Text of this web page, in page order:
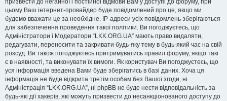
призвести до негайної і постійної відмови Вам у доступі до форуму, при
цьому Ваш інтернет-провайдер буде повідомлений про це, якщо ми
будемо вважати це за необхідне. IP-адреси усіх повідомлень зберігаються
для забезпечення проведення такої політики. Ви погоджуєтесь, що
Адміністратори і Модератори “LKK.ORG.UA” мають право видаляти,
редагувати, переносити та закривати будь-яку тему в будь-який час на свій
розсуд. Ви також погоджуєтесь притримуватись правил форуму, якщо такі
є в наявності, та виконувати їх вимоги. Як користувач Ви погоджуєтесь, що
уся інформація введена Вами буде зберігатись в базі даних. Хоча ця
інформація не буде відкрита третім особам без Вашої згоди, ні
Адміністрація “LKK.ORG.UA”, ні phpBB не буде нести відповідальність за
будь-які дії хакерів, які можуть призвести до несанкціонованого доступу до